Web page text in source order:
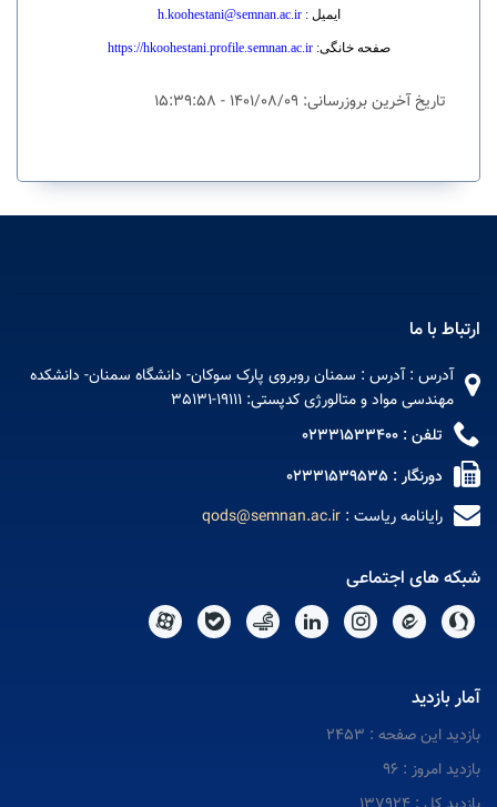
ایمیل :
h.koohestani@semnan.ac.ir
صفحه خانگی:
https://hkoohestani.profile.semnan.ac.ir
تاریخ آخرین بروزرسانی: 1401/08/09 - 15:39:58
ارتباط با ما
آدرس : آدرس : سمنان روبروی پارک سوکان- دانشگاه سمنان- دانشکده
مهندسی مواد و متالورژی کدپستی: 19111-35131
تلفن : 02331533400
دورنگار : 02331539535
رایانامه ریاست : qods@semnan.ac.ir
شبکه های اجتماعی
آمار بازدید
بازدید این صفحه : 2453
بازدید امروز : 96